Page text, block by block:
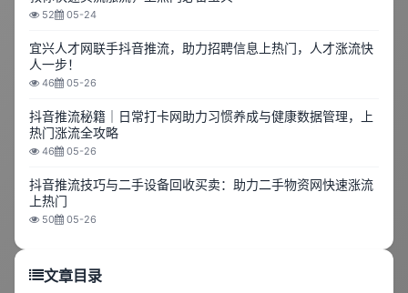
文章目录
52 05-24
宜兴人才网联手抖音推流，助力招聘信息上热门，人才涨流快
人一步！
46 05-26
抖音推流秘籍｜日常打卡网助力习惯养成与健康数据管理，上
热门涨流全攻略
46 05-26
抖音推流技巧与二手设备回收买卖：助力二手物资网快速涨流
上热门
50 05-26